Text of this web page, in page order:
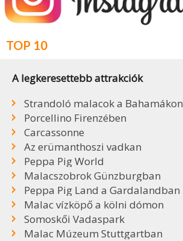
TOP 10
A legkeresettebb attrakciók
Strandoló malacok a Bahamákon
Porcellino Firenzében
Carcassonne
Az erümanthoszi vadkan
Peppa Pig World
Malacszobrok Günzburgban
Peppa Pig Land a Gardalandban
Malac vízköpő a kölni dómon
Somoskői Vadaspark
Malac Múzeum Stuttgartban